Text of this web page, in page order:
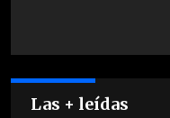
Las + leídas